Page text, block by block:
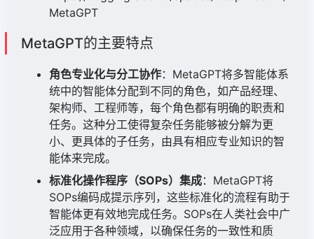
MetaGPT
MetaGPT的主要特点
角色专业化与分工协作：MetaGPT将多智能体系
统中的智能体分配到不同的角色，如产品经理、
架构师、工程师等，每个角色都有明确的职责和
任务。这种分工使得复杂任务能够被分解为更
小、更具体的子任务，由具有相应专业知识的智
能体来完成。
标准化操作程序（SOPs）集成：MetaGPT将
SOPs编码成提示序列，这些标准化的流程有助于
智能体更有效地完成任务。SOPs在人类社会中广
泛应用于各种领域，以确保任务的一致性和质